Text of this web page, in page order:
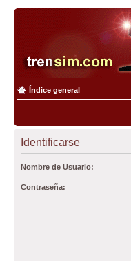
Índice general
Identificarse
Nombre de Usuario:
Contraseña: